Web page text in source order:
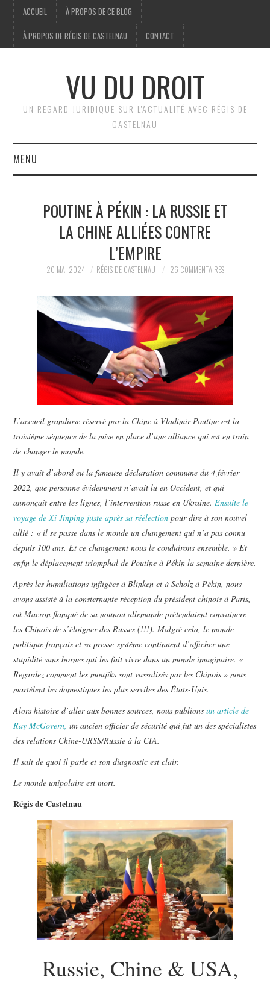
ACCUEIL À PROPOS DE CE BLOG
À PROPOS DE RÉGIS DE CASTELNAU CONTACT
VU DU DROIT
UN REGARD JURIDIQUE SUR L'ACTUALITÉ AVEC RÉGIS DE
CASTELNAU
MENU
BRÈVES
HISTOIRE
SPORT
POUTINE À PÉKIN : LA RUSSIE ET
LA CHINE ALLIÉES CONTRE
L’EMPIRE
20 MAI 2024 RÉGIS DE CASTELNAU 26 COMMENTAIRES
L’accueil grandiose réservé par la Chine à Vladimir Poutine est la
troisième séquence de la mise en place d’une alliance qui est en train
de changer le monde.
Il y avait d’abord eu la fameuse déclaration commune du 4 février
2022, que personne évidemment n’avait lu en Occident, et qui
annonçait entre les lignes, l’intervention russe en Ukraine.Ensuite le
voyage de Xi Jinping juste après sa réélection pour dire à son nouvel
allié : « il se passe dans le monde un changement qui n’a pas connu
depuis 100 ans. Et ce changement nous le conduirons ensemble. » Et
enfin le déplacement triomphal de Poutine à Pékin la semaine dernière.
Après les humiliations infligées à Blinken et à Scholz à Pékin, nous
avons assisté à la consternante réception du président chinois à Paris,
où Macron flanqué de sa nounou allemande prétendaient convaincre
les Chinois de s’éloigner des Russes (!!!). Malgré cela, le monde
politique français et sa presse-système continuent d’afficher une
stupidité sans bornes qui les fait vivre dans un monde imaginaire. «
Regardez comment les moujiks sont vassalisés par les Chinois » nous
martèlent les domestiques les plus serviles des États-Unis.
Alors histoire d’aller aux bonnes sources, nous publions un article de
Ray McGovern, un ancien officier de sécurité qui fut un des spécialistes
des relations Chine-URSS/Russie à la CIA.
Il sait de quoi il parle et son diagnostic est clair.
Le monde unipolaire est mort.
Régis de Castelnau
Russie, Chine & USA,